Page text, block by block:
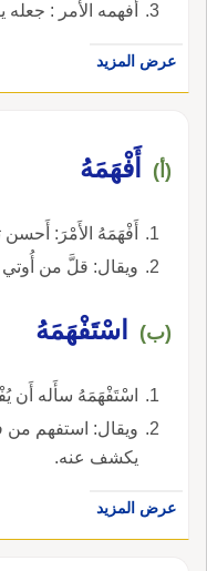
أفهمه الأمر : جعله
عرض المزيد
(أ) أَفْهَمَهُ
أَفْهَمَهُ الأَمْرَ:
ويقال: قلَّ من أُوتي
(ب) اسْتَفْهَمَهُ
اسْتَفْهَمَهُ سأَله أَن
ويقال: استفهم من
يكشف عنه.
عرض المزيد